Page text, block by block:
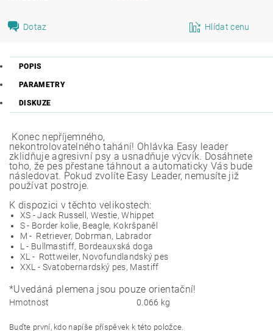
Dotaz Hlídat cenu
POPIS
PARAMETRY
DISKUZE
Konec nepříjemného,
nekontrolovatelného tahání! Ohlávka Easy leader
zklidňuje agresivní psy a usnadňuje výcvik. Dosáhnete
toho, že pes přestane táhnout a automaticky Vás bude
následovat. Pokud zvolíte Easy Leader, nemusíte již
používat postroje.
K dispozici v těchto velikostech:
XS - Jack Russell, Westie, Whippet
S - Border kolie, Beagle, Kokršpaněl
M - Retriever, Dobrman, Labrador
L - Bullmastiff, Bordeauxská doga
XL - Rottweiler, Novofundlandský pes
XXL - Svatobernardský pes, Mastiff
*Uvedáná plemena jsou pouze orientační!
Hmotnost 0.066 kg
Buďte první, kdo napíše příspěvek k této položce.